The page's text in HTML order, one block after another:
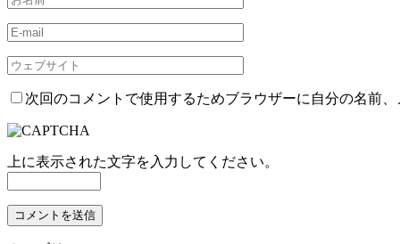
次回のコメントで使用するためブラウザーに自分の名前
上に表示された文字を入力してください。